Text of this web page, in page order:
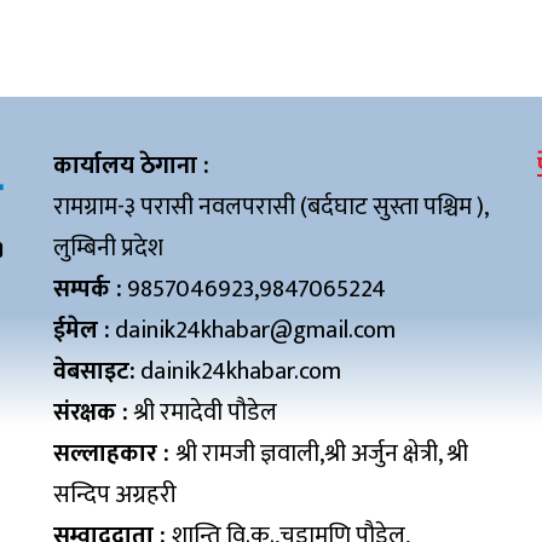
कार्यालय ठेगाना :
रामग्राम-३ परासी नवलपरासी (बर्दघाट सुस्ता पश्चिम ),
लुम्बिनी प्रदेश
सम्पर्क :9857046923,9847065224
ईमेल :dainik24khabar@gmail.com
वेबसाइट:dainik24khabar.com
संरक्षक :श्री रमादेवी पौडेल
सल्लाहकार :श्री रामजी ज्ञवाली,श्री अर्जुन क्षेत्री, श्री
सन्दिप अग्रहरी